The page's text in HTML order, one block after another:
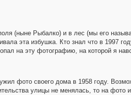
(ныне Рыбалко) и в лес (мы его
эта избушка. Кто знал что в 1997
на эту фотографию, на которой я
фото своего дома в 1958 году.
улицы не менялась, то на